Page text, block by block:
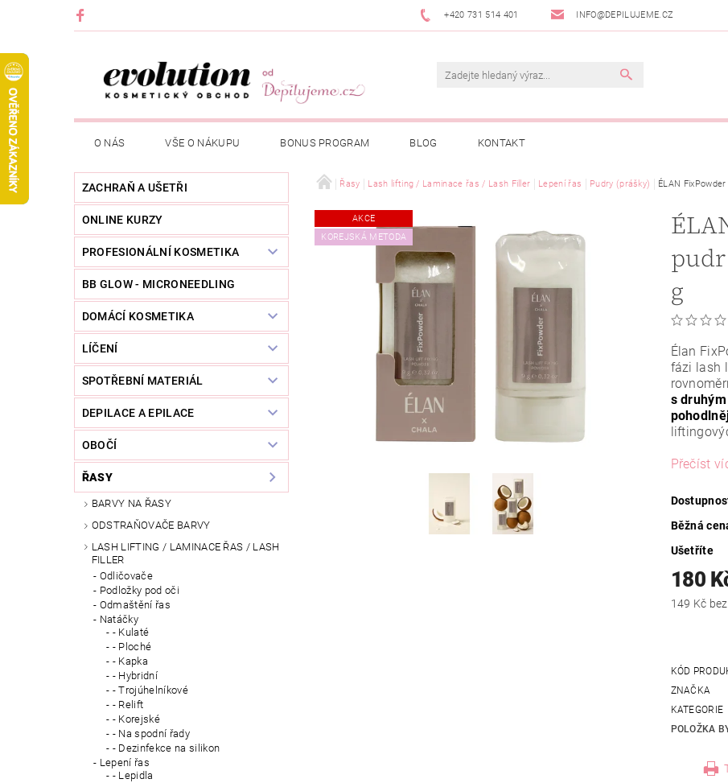
+420 731 514 401 INFO@DEPILUJEME.CZ
O NÁS VŠE O NÁKUPU BONUS PROGRAM BLOG KONTAKT
ZACHRAŇ A UŠETŘI
ONLINE KURZY
PROFESIONÁLNÍ KOSMETIKA
BB GLOW - MICRONEEDLING
DOMÁCÍ KOSMETIKA
LÍČENÍ
SPOTŘEBNÍ MATERIÁL
DEPILACE A EPILACE
OBOČÍ
ŘASY
BARVY NA ŘASY
ODSTRAŇOVAČE BARVY
LASH LIFTING / LAMINACE ŘAS / LASH
FILLER
Odličovače
Podložky pod oči
Odmaštění řas
Natáčky
- Kulaté
- Ploché
- Kapka
- Hybridní
- Trojúhelníkové
- Relift
- Korejské
- Na spodní řady
- Dezinfekce na silikon
Lepení řas
- Lepidla
Řasy Lash lifting / Laminace řas / Lash Filler Lepení řas Pudry (prášky) ÉLAN
AKCE
KOREJSKÁ METODA
g
Élan
fázi lash
s
Přečíst
Běžná
Ušetříte
180
149
KÓD
ZNAČKA
KATEGORIE
POLOŽKA